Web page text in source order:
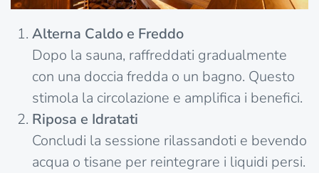
Alterna Caldo e Freddo
Dopo la sauna, raffreddati gradualmente
con una doccia fredda o un bagno. Questo
stimola la circolazione e amplifica i benefici.
Riposa e Idratati
Concludi la sessione rilassandoti e bevendo
acqua o tisane per reintegrare i liquidi persi.